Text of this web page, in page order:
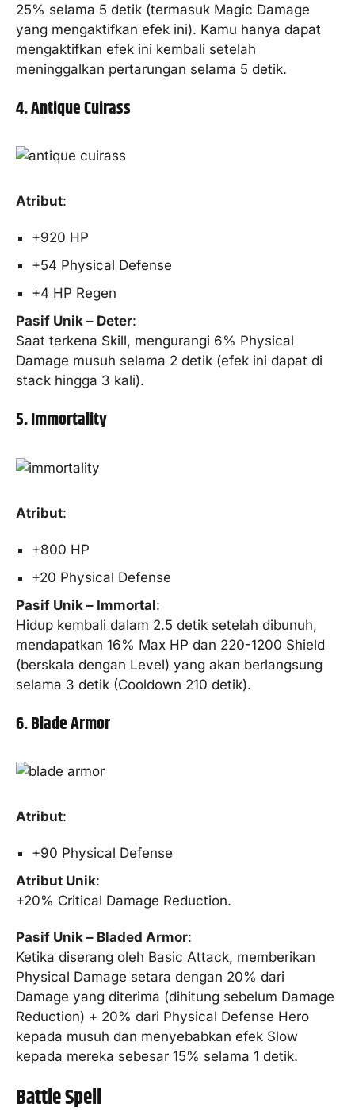
25% selama 5 detik (termasuk Magic Damage
yang mengaktifkan efek ini). Kamu hanya dapat
mengaktifkan efek ini kembali setelah
meninggalkan pertarungan selama 5 detik.
4. Antique Cuirass
Atribut:
+920 HP
+54 Physical Defense
+4 HP Regen
Pasif Unik – Deter:
Saat terkena Skill, mengurangi 6% Physical
Damage musuh selama 2 detik (efek ini dapat di
stack hingga 3 kali).
5. Immortality
Atribut:
+800 HP
+20 Physical Defense
Pasif Unik – Immortal:
Hidup kembali dalam 2.5 detik setelah dibunuh,
mendapatkan 16% Max HP dan 220-1200 Shield
(berskala dengan Level) yang akan berlangsung
selama 3 detik (Cooldown 210 detik).
6. Blade Armor
Atribut:
+90 Physical Defense
Atribut Unik:
+20% Critical Damage Reduction.
Pasif Unik – Bladed Armor:
Ketika diserang oleh Basic Attack, memberikan
Physical Damage setara dengan 20% dari
Damage yang diterima (dihitung sebelum Damage
Reduction) + 20% dari Physical Defense Hero
kepada musuh dan menyebabkan efek Slow
kepada mereka sebesar 15% selama 1 detik.
Battle Spell